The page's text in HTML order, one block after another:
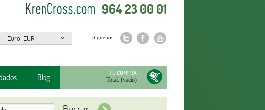
964 23 00 01
Síguenos:
TU COMPRA
Total: (vacío)
Blog